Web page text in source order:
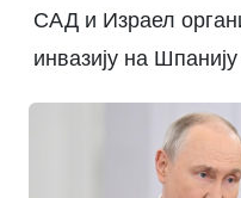
САД и Израел
инвазију на